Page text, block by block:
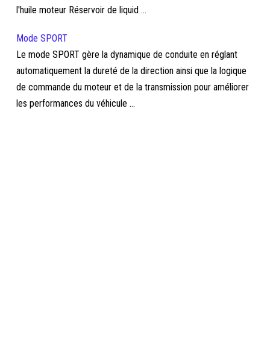
l'huile moteur Réservoir de liquid ...
Mode SPORT
Le mode SPORT gère la dynamique de conduite en réglant
automatiquement la dureté de la direction ainsi que la logique
de commande du moteur et de la transmission pour améliorer
les performances du véhicule ...